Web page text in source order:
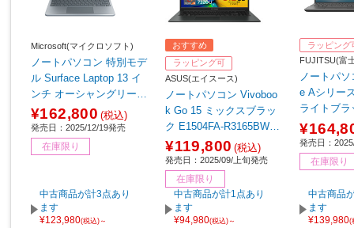
Microsoft(マイクロソフト)
ノートパソコン 特別モデ
ル Surface Laptop 13 イ
ンチ オーシャングリーン
EP2-30766 【sof001】
¥162,800 (税込)
発売日：2025/12/19発売
在庫限り
中古商品が計3点あり
ます
¥123,980(税込)～
おすすめ
ラッピング可
ASUS(エイスース)
ノートパソコン Vivoboo
k Go 15 ミックスブラッ
ク E1504FA-R3165BWS
［15.6型 /Windows11 Ho
me /AMD Ryzen 3 /メモ
リ：16GB /SSD：512GB
/Office Home and Busine
ss /日本語版キーボード /
2025年9月モデル］
¥119,800 (税込)
発売日：2025/09/上旬発売
在庫限り
中古商品が計1点あり
ます
¥94,980(税込)～
ラッピング
FUJITSU(富
ノートパ
e Aシリー
ライトブ
K3BB
発売日：
在庫限り
中古商品
ます
¥139,980(